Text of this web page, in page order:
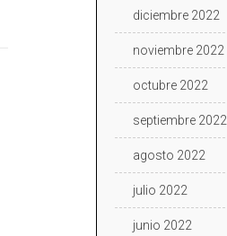
diciembre 2022
noviembre 2022
octubre 2022
septiembre 2022
agosto 2022
julio 2022
junio 2022